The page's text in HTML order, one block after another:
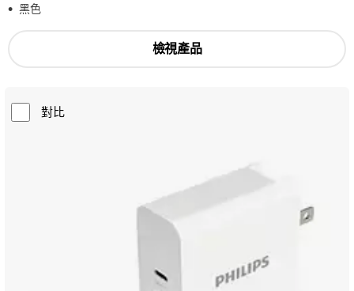
黑色
檢視產品
對比